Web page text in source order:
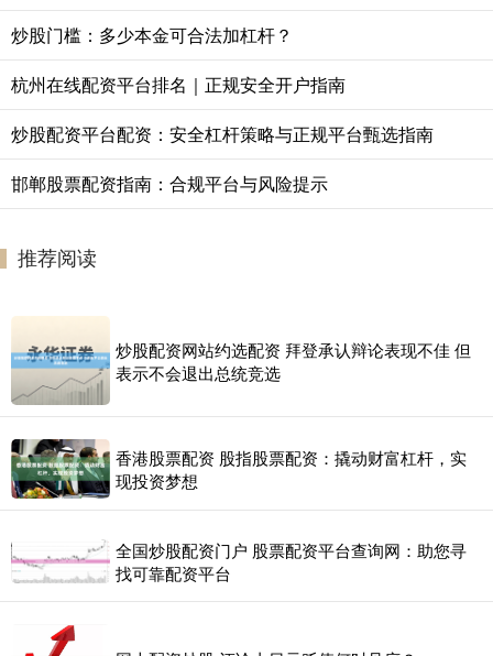
炒股门槛：多少本金可合法加杠杆？
杭州在线配资平台排名｜正规安全开户指南
炒股配资平台配资：安全杠杆策略与正规平台甄选指南
邯郸股票配资指南：合规平台与风险提示
推荐阅读
炒股配资网站约选配资 拜登承认辩论表现不佳 但
表示不会退出总统竞选
香港股票配资 股指股票配资：撬动财富杠杆，实
现投资梦想
全国炒股配资门户 股票配资平台查询网：助您寻
找可靠配资平台